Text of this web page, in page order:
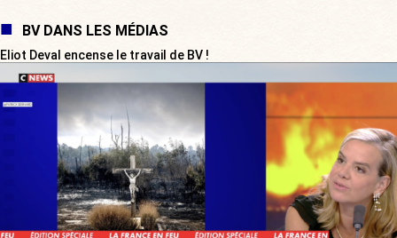
BV DANS LES MÉDIAS
Eliot Deval encense le travail de BV !